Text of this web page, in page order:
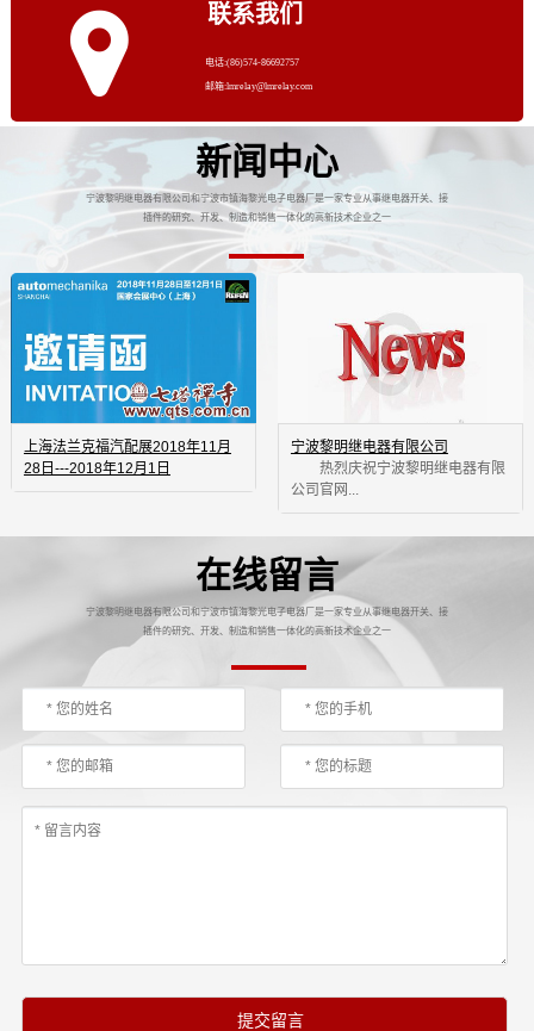
联系我们
电话:(86)574-86692757
邮箱:lmrelay@lmrelay.com
新闻中心
宁波黎明继电器有限公司和宁波市镇海黎光电子电器厂是一家专业从事继电器开关、接
插件的研究、开发、制造和销售一体化的高新技术企业之一
上海法兰克福汽配展2018年11月
28日---2018年12月1日
宁波黎明继电器有限公司
热烈庆祝宁波黎明继电器有限
公司官网...
在线留言
宁波黎明继电器有限公司和宁波市镇海黎光电子电器厂是一家专业从事继电器开关、接
插件的研究、开发、制造和销售一体化的高新技术企业之一